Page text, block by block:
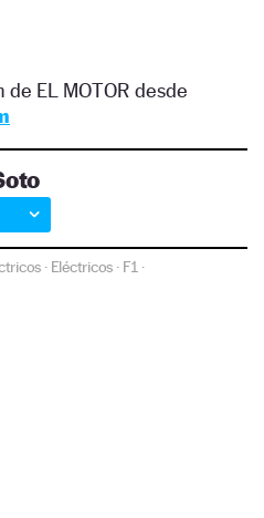
EL MOTOR desde
· Eléctricos · F1 ·